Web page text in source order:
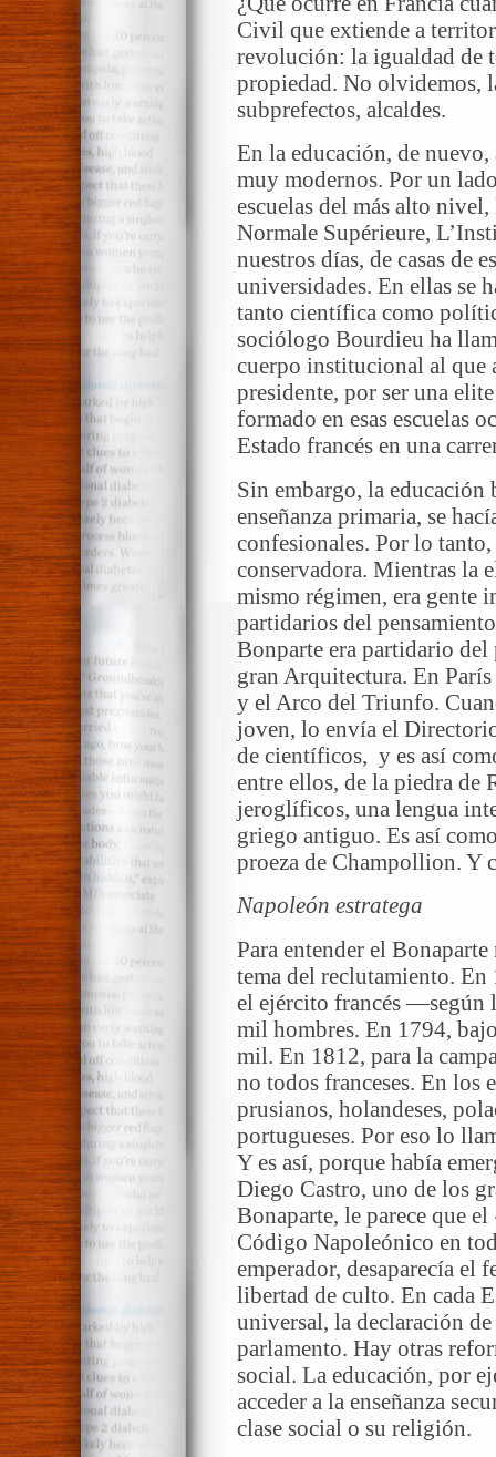
Civil que extiende a
revolución: la igualdad de
propiedad. No olvidemos,
subprefectos, alcaldes.
En la educación, de nuevo,
muy modernos. Por un
escuelas del más alto
Normale Supérieure,
nuestros días, de casas de
universidades. En ellas se
tanto científica como
sociólogo Bourdieu ha
cuerpo institucional al que
presidente, por ser una
formado en esas escuelas
Estado francés en una
Sin embargo, la educación
enseñanza primaria, se
confesionales. Por lo tanto,
conservadora. Mientras la
mismo régimen, era gente
partidarios del
Bonparte era partidario
gran Arquitectura. En
y el Arco del Triunfo.
joven, lo envía el
de científicos, y es así
entre ellos, de la piedra de
jeroglíficos, una lengua
griego antiguo. Es así
proeza de Champollion. Y
Napoleón estratega
Para entender el
tema del reclutamiento.
el ejército francés —según
mil hombres. En 1794,
mil. En 1812, para la
no todos franceses. En los
prusianos, holandeses,
portugueses. Por eso lo
Y es así, porque había
Diego Castro, uno de los
Bonaparte, le parece que
Código Napoleónico en
emperador, desaparecía el
libertad de culto. En cada
universal, la declaración
parlamento. Hay otras
social. La educación, por
acceder a la enseñanza
clase social o su religión.